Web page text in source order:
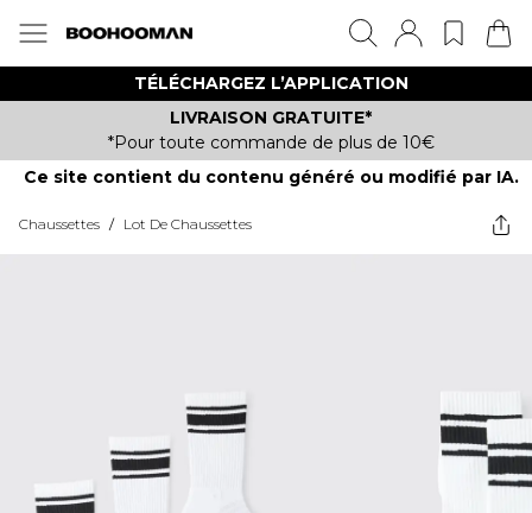
TÉLÉCHARGEZ L’APPLICATION
LIVRAISON GRATUITE*
*Pour toute commande de plus de 10€
Ce site contient du contenu généré ou modifié par IA.
Chaussettes / Lot De Chaussettes